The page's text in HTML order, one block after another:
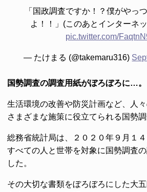
「国政調査ですか！？僕がやっ
よ！！」(このあとインターネ
pic.twitter.com/
— たけまる (@takemaru316)
国勢調査の調査用紙がぼろぼろに…。
生活環境の改善や防災計画など、人
さまざまな施策に役立てられる国勢調
総務省統計局は、２０２０年９月１
すべての人と世帯を対象に国勢調査
した。
その大切な書類をぼろぼろにした大